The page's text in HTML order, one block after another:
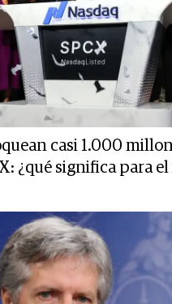
casi 1.000
¿qué significa para